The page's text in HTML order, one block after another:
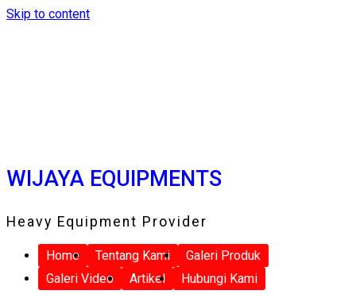
Skip to content
WIJAYA EQUIPMENTS
Heavy Equipment Provider
Home Tentang Kami
Galeri Produk
Galeri Video
Artikel Hubungi Kami